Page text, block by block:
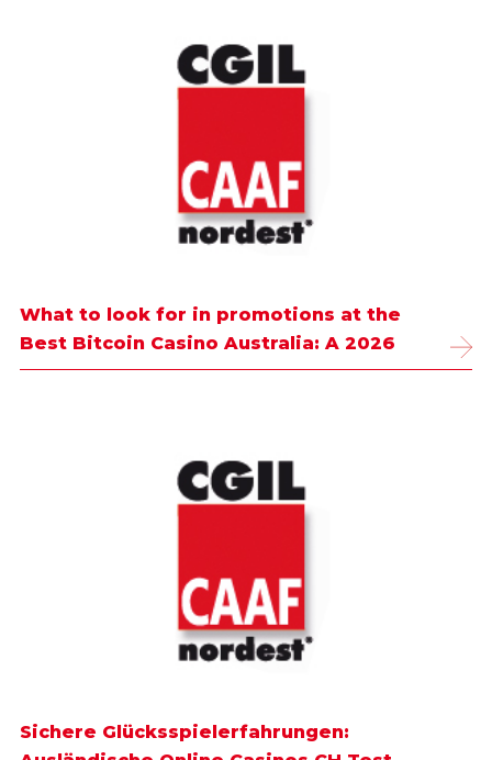
What to look for in promotions at the
Best Bitcoin Casino Australia: A 2026
Sichere Glücksspielerfahrungen: